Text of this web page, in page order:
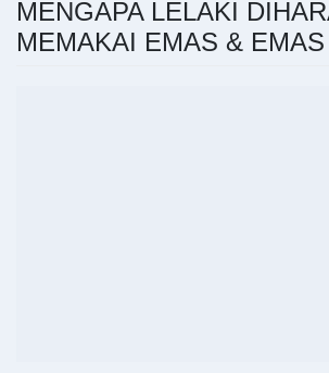
MENGAPA LELAKI
MEMAKAI EMAS &